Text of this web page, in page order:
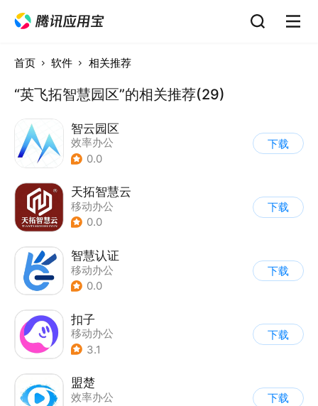
首页 软件 相关推荐
“英飞拓智慧园区”的相关推荐(29)
智云园区
效率办公
0.0
下载
天拓智慧云
移动办公
0.0
下载
智慧认证
移动办公
0.0
下载
扣子
移动办公
3.1
下载
盟楚
效率办公
下载